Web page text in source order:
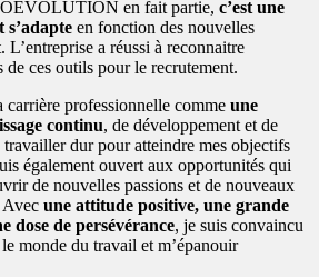
en fait partie, c’est une
s’adapte en fonction des nouvelles
L’entreprise a réussi à reconnaitre
de ces outils pour le recrutement.
carrière professionnelle comme une
continu, de développement et de
travailler dur pour atteindre mes objectifs
également ouvert aux opportunités qui
de nouvelles passions et de nouveaux
Avec une attitude positive, une grande
dose de persévérance, je suis convaincu
monde du travail et m’épanouir